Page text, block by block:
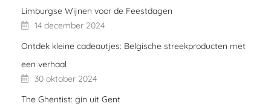
Limburgse Wijnen voor de Feestdagen
14 december 2024
Ontdek kleine cadeautjes: Belgische streekproducten met
een verhaal
30 oktober 2024
The Ghentist: gin uit Gent